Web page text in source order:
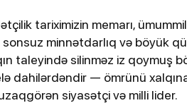
tariximizin memarı,
minnətdarlıq və böyük
taleyində silinməz iz qoymuş
dahilərdəndir — ömrünü
siyasətçi və milli lider.
"AnewZ”un